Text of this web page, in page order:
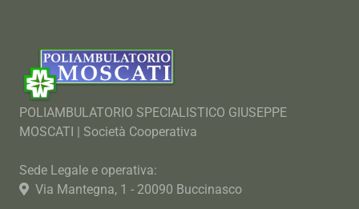
POLIAMBULATORIO SPECIALISTICO GIUSEPPE
MOSCATI | Società Cooperativa
Sede Legale e operativa:
Via Mantegna, 1 - 20090 Buccinasco